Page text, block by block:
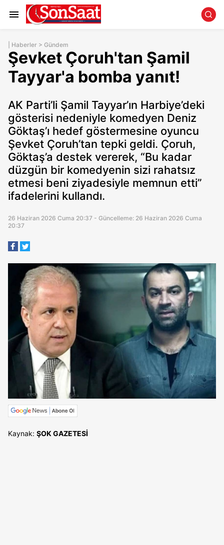
Haberler > Gündem
Şevket Çoruh'tan Şamil
Tayyar'a bomba yanıt!
AK Parti’li Şamil Tayyar’ın Harbiye’deki
gösterisi nedeniyle komedyen Deniz
Göktaş’ı hedef göstermesine oyuncu
Şevket Çoruh’tan tepki geldi. Çoruh,
Göktaş’a destek vererek, “Bu kadar
düzgün bir komedyenin sizi rahatsız
etmesi beni ziyadesiyle memnun etti”
ifadelerini kullandı.
26 Haziran 2026 Cuma 20:37 - Güncelleme: 26 Haziran 2026 Cuma
20:37
Kaynak: ŞOK GAZETESİ